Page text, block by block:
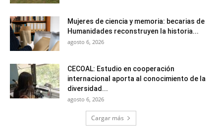
Mujeres de ciencia y memoria: becarias de
Humanidades reconstruyen la historia...
agosto 6, 2026
CECOAL: Estudio en cooperación
internacional aporta al conocimiento de la
diversidad...
agosto 6, 2026
Cargar más